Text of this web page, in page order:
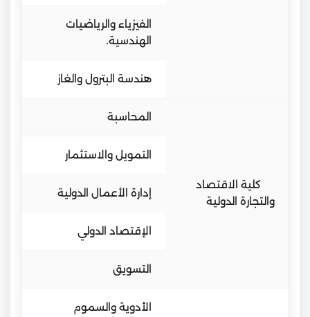
الفيزياء والرياضيات
الهندسية.
هندسة البترول والغاز
كلية الاقتصاد
والتجارة الدولية
المحاسبة
التمويل والاستثمار
إدارة الأعمال الدولية
الإقتصاد الدولي
التسويق
الأدوية والسموم